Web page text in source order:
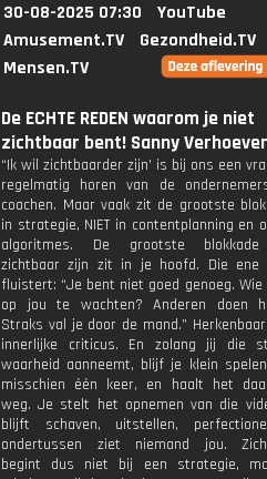
30-08-2025 07:30
YouTube
Amusement.TV
Gezondheid.TV
Mensen.TV
De ECHTE REDEN waarom je niet
zichtbaar bent! Sanny
“Ik wil zichtbaarder zijn’ is bij ons een
regelmatig horen van de
coachen. Maar vaak zit de grootste
in strategie, NIET in contentplanning en
algoritmes. De grootste
zichtbaar zijn zit in je hoofd. Die ene
fluistert: “Je bent niet goed genoeg.
op jou te wachten? Anderen doen
Straks val je door de mand.”
innerlijke criticus. En zolang jij die
waarheid aanneemt, blijf je klein
misschien één keer, en haalt het
weg. Je stelt het opnemen van die
blijft schaven, uitstellen,
ondertussen ziet niemand jou.
begint dus niet bij een strategie,